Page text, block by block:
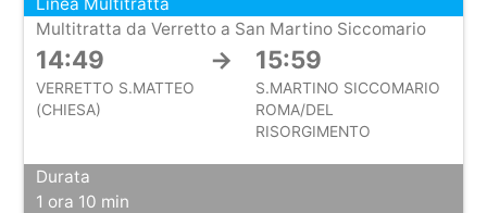
Multitratta da Verretto a San Martino Siccomario
14:49 → 15:59
VERRETTO S.MATTEO
(CHIESA)
S.MARTINO SICCOMARIO
ROMA/DEL
RISORGIMENTO
Durata
1 ora 10 min